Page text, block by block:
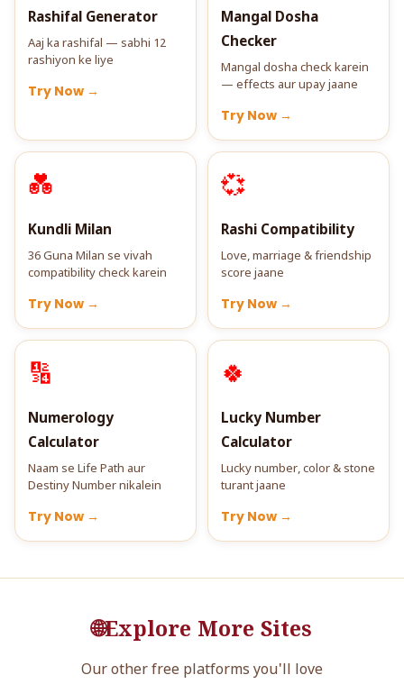
Rashifal Generator
Aaj ka rashifal — sabhi 12
rashiyon ke liye
Try Now →
Mangal Dosha
Checker
Mangal dosha check karein
— effects aur upay jaane
Try Now →
💑
Kundli Milan
36 Guna Milan se vivah
compatibility check karein
Try Now →
💞
Rashi Compatibility
Love, marriage & friendship
score jaane
Try Now →
🔢
Numerology
Calculator
Naam se Life Path aur
Destiny Number nikalein
Try Now →
🍀
Lucky Number
Calculator
Lucky number, color & stone
turant jaane
Try Now →
🌐Explore More Sites
Our other free platforms you'll love